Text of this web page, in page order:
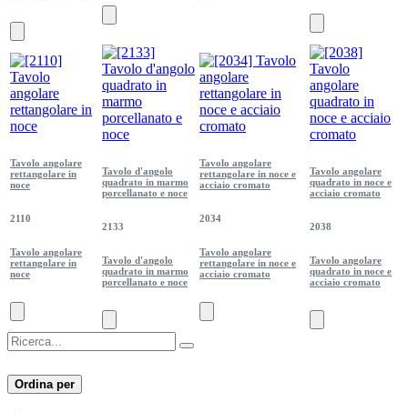
Tavolo angolare
rettangolare in
noce
2110
Tavolo angolare
rettangolare in
noce
Tavolo d'angolo
quadrato in marmo
porcellanato e noce
2133
Tavolo d'angolo
quadrato in marmo
porcellanato e noce
Tavolo angolare
rettangolare in noce e
acciaio cromato
2034
Tavolo angolare
rettangolare in noce e
acciaio cromato
Tavolo angolare
quadrato in noce e
acciaio cromato
2038
Tavolo angolare
quadrato in noce e
acciaio cromato
Ordina per